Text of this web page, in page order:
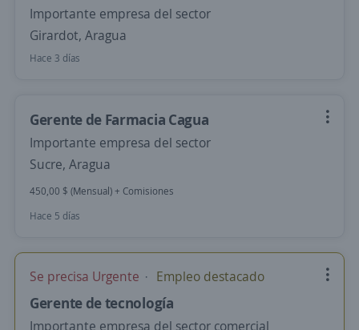
Importante empresa del sector
Girardot, Aragua
Hace 3 días
Gerente de Farmacia Cagua
Importante empresa del sector
Sucre, Aragua
450,00 $ (Mensual) + Comisiones
Hace 5 días
Se precisa Urgente Empleo destacado
Gerente de tecnología
Importante empresa del sector comercial